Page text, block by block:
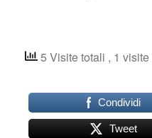
5 Visite totali , 1
Condividi
Tweet